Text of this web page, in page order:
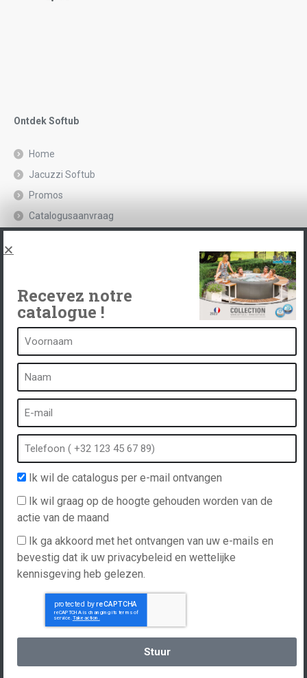
Ontdek Softub
Home
Jacuzzi Softub
Promos
Catalogusaanvraag
Een kuuroord is...
Wat is een kuuroord?
Bubbelbad
Buiten spa
Spa in de winter
Ingebouwde spa
Spa en hydrotherapie
Website gemaakt door
Producten
Algemene verkoopvoorwaarden
Nederlands
Recevez notre
catalogue !
Ik wil de catalogus per e-mail ontvangen
Ik wil graag op de hoogte gehouden worden van de
actie van de maand
Ik ga akkoord met het ontvangen van uw e-mails en
bevestig dat ik uw privacybeleid en wettelijke
kennisgeving heb gelezen.
Stuur